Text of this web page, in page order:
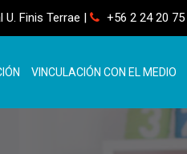
U. Finis Terrae | +56 2 24 20 75
VINCULACIÓN CON EL MEDIO